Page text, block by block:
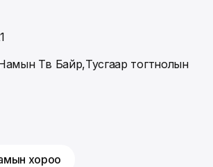
Төв Байр,Тусгаар тогтнолын
хороо